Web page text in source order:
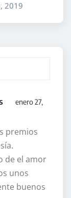
2019
enero 27,
premios
de el amor
unos
buenos